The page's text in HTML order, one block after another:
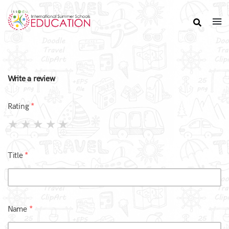
Write a review
Rating
Title
Name